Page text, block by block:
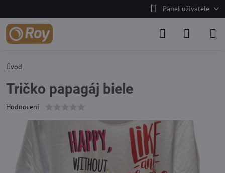
Panel uživatele
Úvod
Tričko papagáj biele
Hodnocení